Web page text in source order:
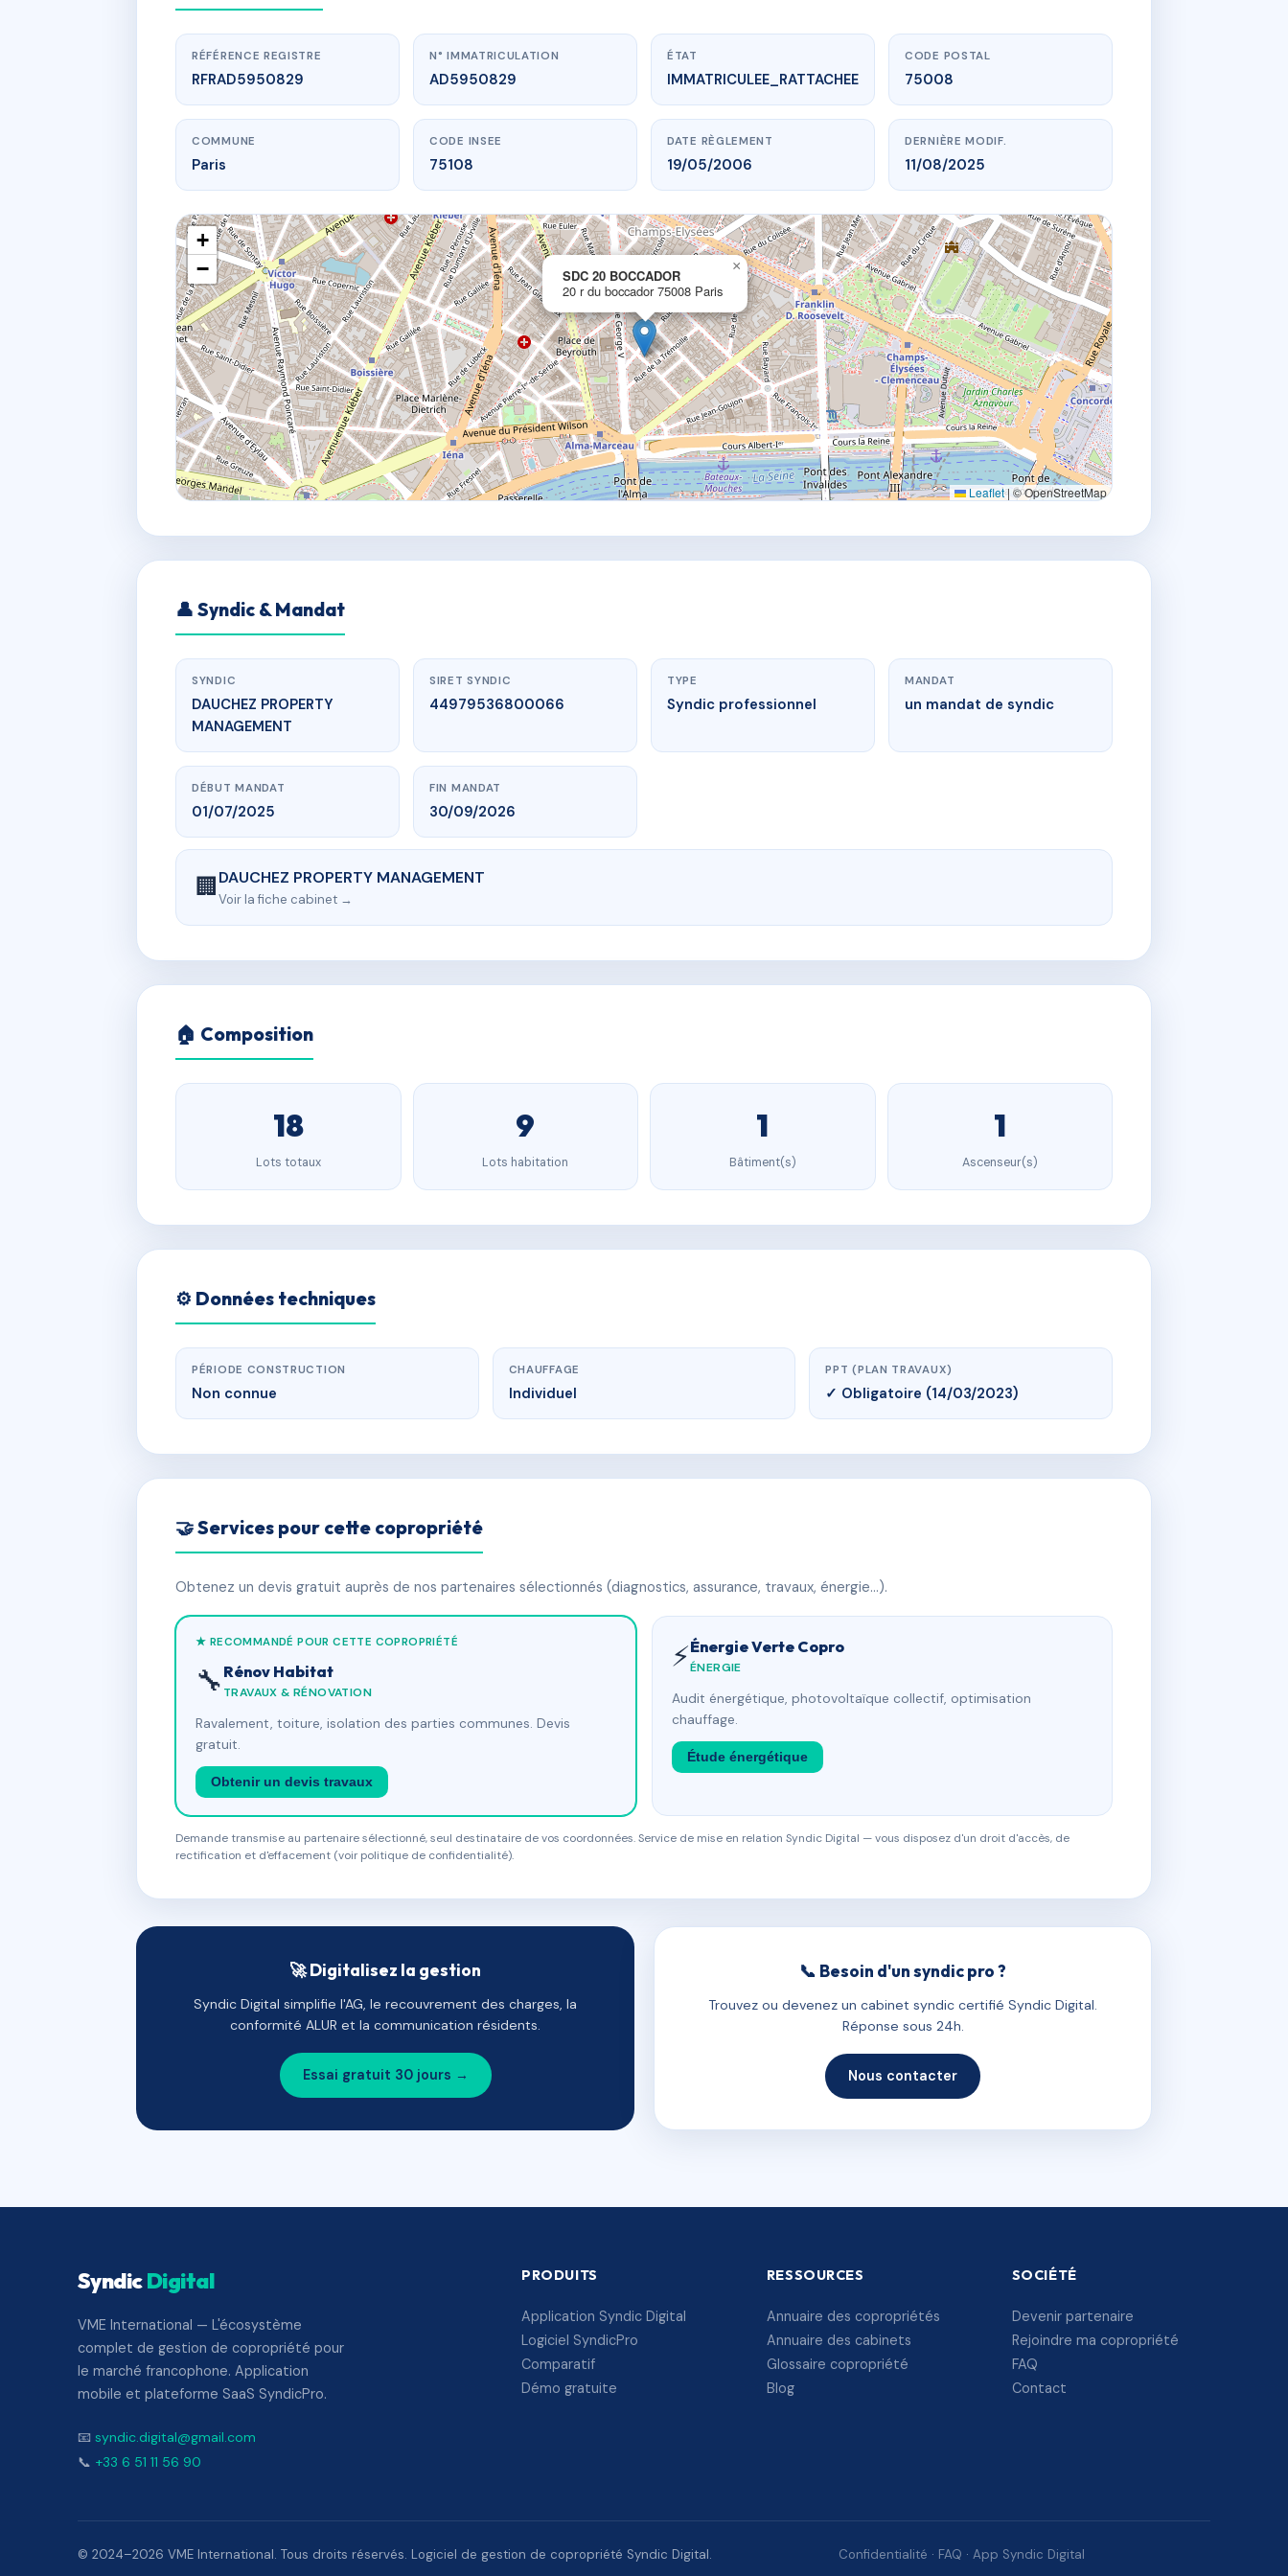
www.vme.plus/AD5950829
SDC 20 BOCCADOR
20 r du boccador75008 Paris
RÉFÉRENCE REGISTRE
RFRAD5950829
N° IMMATRICULATION
AD5950829
ÉTAT
IMMATRICULEE_RATTACHEE
CODE POSTAL
75008
COMMUNE
Paris
CODE INSEE
75108
DATE RÈGLEMENT
19/05/2006
DERNIÈRE MODIF.
11/08/2025
SDC 20 BOCCADOR
20 r du boccador 75008 Paris
×
+
−
Leaflet| © OpenStreetMap
👤 Syndic & Mandat
SYNDIC
DAUCHEZ PROPERTY
MANAGEMENT
SIRET SYNDIC
44979536800066
TYPE
Syndic professionnel
MANDAT
un mandat de syndic
DÉBUT MANDAT
01/07/2025
FIN MANDAT
30/09/2026
🏢DAUCHEZ PROPERTY MANAGEMENT
Voir la fiche cabinet →
🏠 Composition
18
Lots totaux
9
Lots habitation
1
Bâtiment(s)
1
Ascenseur(s)
⚙️ Données techniques
PÉRIODE CONSTRUCTION
Non connue
CHAUFFAGE
Individuel
PPT (PLAN TRAVAUX)
✓ Obligatoire (14/03/2023)
🤝 Services pour cette copropriété
Obtenez un devis gratuit auprès de nos partenaires sélectionnés (diagnostics, assurance, travaux, énergie…).
★ RECOMMANDÉ POUR CETTE COPROPRIÉTÉ
🔧 Rénov Habitat
TRAVAUX & RÉNOVATION
Ravalement, toiture, isolation des parties communes. Devis
gratuit.
Obtenir un devis travaux
⚡Énergie Verte Copro
ÉNERGIE
Audit énergétique, photovoltaïque collectif, optimisation
chauffage.
Étude énergétique
Demande transmise au partenaire sélectionné, seul destinataire de vos coordonnées. Service de mise en relation Syndic Digital — vous disposez d'un droit d'accès, de
rectification et d'effacement (voir politique de confidentialité).
🚀 Digitalisez la gestion
Syndic Digital simplifie l'AG, le recouvrement des charges, la
conformité ALUR et la communication résidents.
Essai gratuit 30 jours →
📞 Besoin d'un syndic pro ?
Trouvez ou devenez un cabinet syndic certifié Syndic Digital.
Réponse sous 24h.
Nous contacter
SyndicDigital
VME International — L'écosystème
complet de gestion de copropriété pour
le marché francophone. Application
mobile et plateforme SaaS SyndicPro.
📧 syndic.digital@gmail.com
📞 +33 6 51 11 56 90
PRODUITS
Application Syndic Digital
Logiciel SyndicPro
Comparatif
Démo gratuite
RESSOURCES
Annuaire des copropriétés
Annuaire des cabinets
Glossaire copropriété
Blog
SOCIÉTÉ
Devenir partenaire
Rejoindre ma copropriété
FAQ
Contact
© 2024–2026 VME International. Tous droits réservés. Logiciel de gestion de copropriété Syndic Digital. Confidentialité · FAQ · App Syndic Digital